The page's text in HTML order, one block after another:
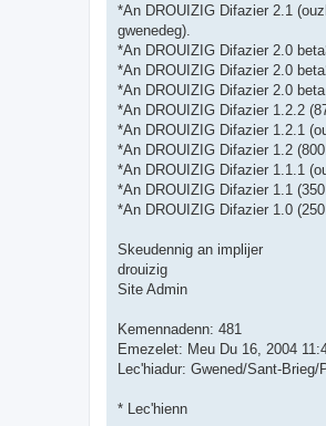
*An DROUIZIG Difazier 2.1
gwenedeg).
*An DROUIZIG Difazier 2.0
*An DROUIZIG Difazier 2.0
*An DROUIZIG Difazier 2.0
*An DROUIZIG Difazier 1.2.2
*An DROUIZIG Difazier 1.2.1
*An DROUIZIG Difazier 1.2
*An DROUIZIG Difazier 1.1.1
*An DROUIZIG Difazier 1.1
*An DROUIZIG Difazier 1.0
Skeudennig an implijer
drouizig
Site Admin
Kemennadenn: 481
Emezelet: Meu Du 16, 2004
Lec'hiadur: Gwened/Sant-Brieg/
* Lec'hienn